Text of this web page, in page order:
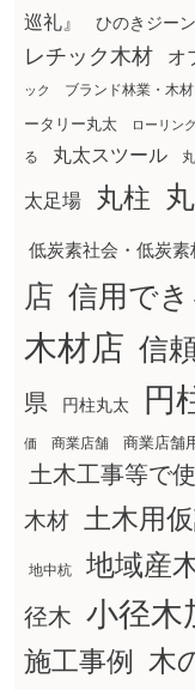
巡礼』
ひのきジー
レチック木材
オ
ック ブランド林業・木材
ータリー丸太
ローリン
る
丸太スツール
太足場 丸柱
低炭素社会・低炭素
店 信用で
木材店 信
県
円柱丸太 円
価 商業店舗 商業店舗
土木工事等で
木材
土木用
地中杭 地域産
径木 小径木
施工事例
木